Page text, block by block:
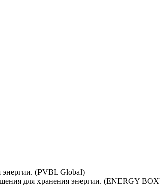
(PVBL Global)
для хранения энергии. (ENERGY